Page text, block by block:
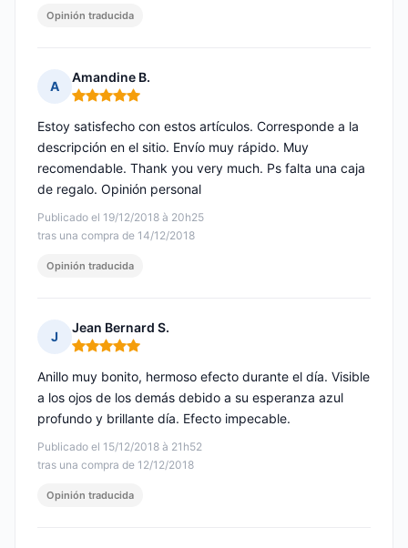
Opinión traducida
A
Amandine B.
Nota: 5 de 5
Publicado el 19/12/2018 à 20h25
tras una compra de 14/12/2018
Estoy satisfecho con estos artículos. Corresponde a la
descripción en el sitio. Envío muy rápido. Muy
recomendable. Thank you very much. Ps falta una caja
de regalo. Opinión personal
Opinión traducida
J
Jean Bernard S.
Nota: 5 de 5
Publicado el 15/12/2018 à 21h52
tras una compra de 12/12/2018
Anillo muy bonito, hermoso efecto durante el día. Visible
a los ojos de los demás debido a su esperanza azul
profundo y brillante día. Efecto impecable.
Opinión traducida